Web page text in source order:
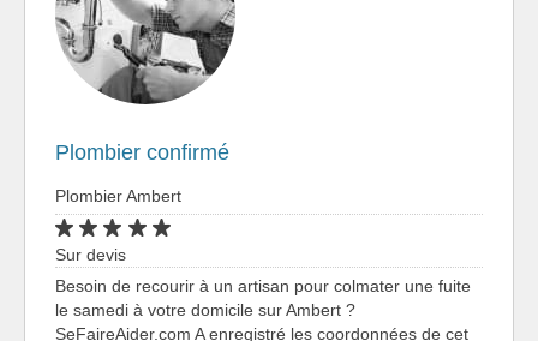
Plombier confirmé
Plombier Ambert
Sur devis
Besoin de recourir à un artisan pour colmater une fuite
le samedi à votre domicile sur Ambert ?
SeFaireAider.com A enregistré les coordonnées de cet